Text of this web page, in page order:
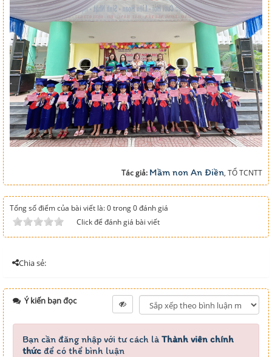
Tác giả: Mầm non An Điền, TỔ TCNTT
Tổng số điểm của bài viết là: 0 trong 0 đánh giá
Click để đánh giá bài viết
Chia sẻ:
Ý kiến bạn đọc
Bạn cần đăng nhập với tư cách là Thành viên chính
thức để có thể bình luận